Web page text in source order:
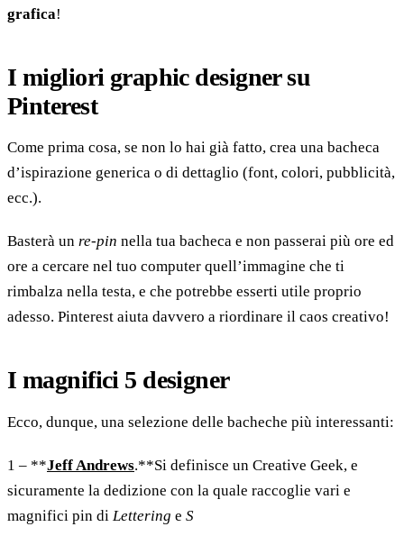
grafica!
I migliori graphic designer su
Pinterest
Come prima cosa, se non lo hai già fatto, crea una bacheca
d’ispirazione generica o di dettaglio (font, colori, pubblicità,
ecc.).
Basterà un re-pin nella tua bacheca e non passerai più ore ed
ore a cercare nel tuo computer quell’immagine che ti
rimbalza nella testa, e che potrebbe esserti utile proprio
adesso. Pinterest aiuta davvero a riordinare il caos creativo!
I magnifici 5 designer
Ecco, dunque, una selezione delle bacheche più interessanti:
1 – **Jeff Andrews.**Si definisce un Creative Geek, e
sicuramente la dedizione con la quale raccoglie vari e
magnifici pin di Lettering e S